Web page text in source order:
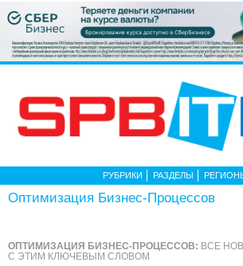
РУБРИКИ РАЗДЕЛЫ
Оптимизация Бизнес-Процессов
ОПТИМИЗАЦИЯ БИЗНЕС-ПРОЦЕССОВ: ВСЕ
С ЭТИМ КЛЮЧЕВЫМ СЛОВОМ